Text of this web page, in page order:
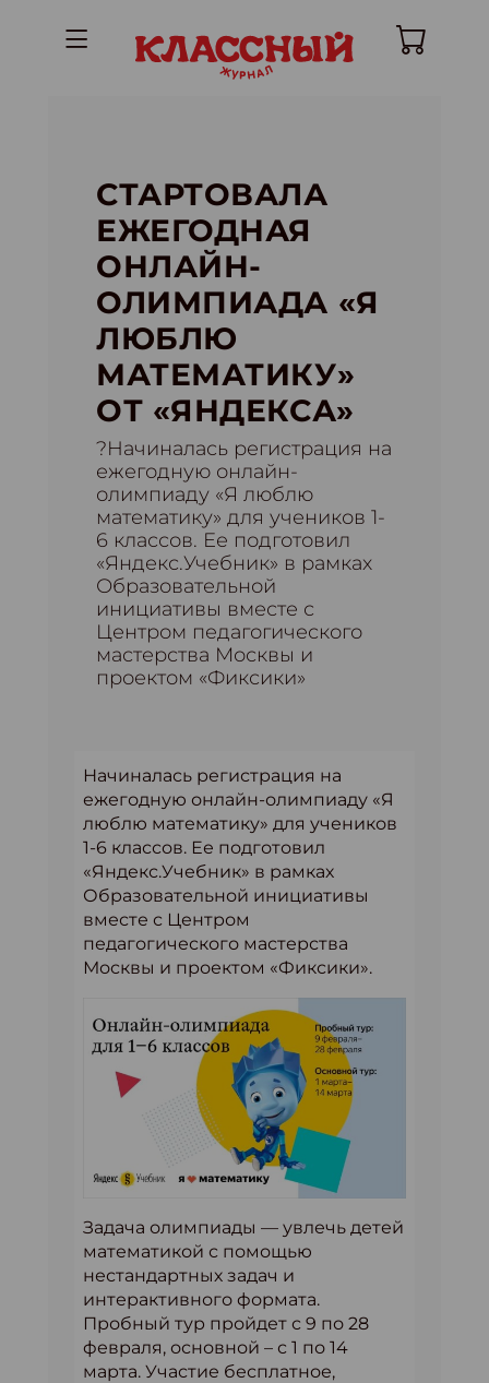
СТАРТОВАЛА
ЕЖЕГОДНАЯ
ОНЛАЙН-
ОЛИМПИАДА «Я
ЛЮБЛЮ
МАТЕМАТИКУ»
ОТ «ЯНДЕКСА»
?Начиналась регистрация на
ежегодную онлайн-
олимпиаду «Я люблю
математику» для учеников 1-
6 классов. Ее подготовил
«Яндекс.Учебник» в рамках
Образовательной
инициативы вместе с
Центром педагогического
мастерства Москвы и
проектом «Фиксики»
‎Начиналась регистрация на
ежегодную онлайн-олимпиаду «Я
люблю математику» для учеников
1-6 классов. Ее подготовил
«Яндекс.Учебник» в рамках
Образовательной инициативы
вместе с Центром
педагогического мастерства
Москвы и проектом «Фиксики».
Задача олимпиады — увлечь детей
математикой с помощью
нестандартных задач и
интерактивного формата.
Пробный тур пройдет с 9 по 28
февраля, основной – с 1 по 14
марта. Участие бесплатное,